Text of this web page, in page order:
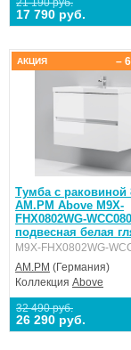
17 790 руб.
Тумба с раковиной
AM.PM Above M9X-
FHX0802WG-
подвесная белая
M9X-FHX0802WG-
AM.PM (Германия)
Коллекция Above
32 490 руб.
26 290 руб.
–
АКЦИЯ